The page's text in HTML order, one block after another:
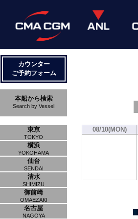
カウンター
ご予約フォーム
本船から検索
Search by Vessel
東京
TOKYO
横浜
YOKOHAMA
仙台
SENDAI
清水
SHIMIZU
御前崎
OMAEZAKI
名古屋
NAGOYA
08/10(MON)